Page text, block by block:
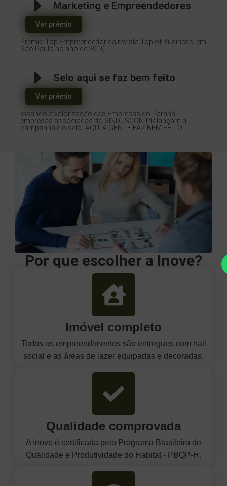
Marketing e Empreendedores
Ver prêmio
Prêmio Top Empreendedor da revista Top of Business, em
São Paulo no ano de 2010.
Selo aqui se faz bem feito
Ver prêmio
Visando a valorização das Empresas do Paraná,
empresas associadas do SINDUSCON-PR lançam a
campanha e o selo "AQUI A GENTE FAZ BEM FEITO".
Por que escolher a Inove?
Imóvel completo
Todos os empreendimentos são entregues com hall
social e as áreas de lazer equipadas e decoradas.
Qualidade comprovada
A Inove é certificada pelo Programa Brasileiro de
Qualidade e Produtividade do Habitat - PBQP-H.